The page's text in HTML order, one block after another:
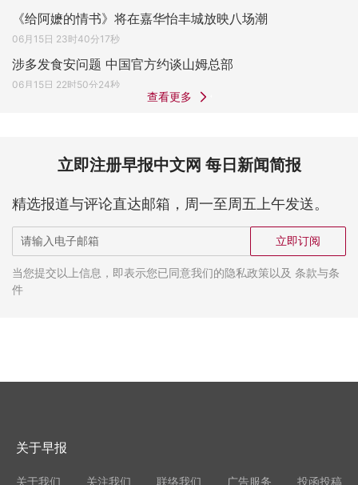
《给阿嬷的情书》将在嘉华怡丰城放映八场潮
06月15日 23时40分17秒
涉多发食安问题 中国官方约谈山姆总部
06月15日 22时50分24秒
查看更多
立即注册早报中文网 每日新闻简报
精选报道与评论直达邮箱，周一至周五上午发送。
立即订阅
当您提交以上信息，即表示您已同意我们的隐私政策以及 条款与条
件
关于早报
关于我们 关注我们 联络我们 广告服务 投函投稿